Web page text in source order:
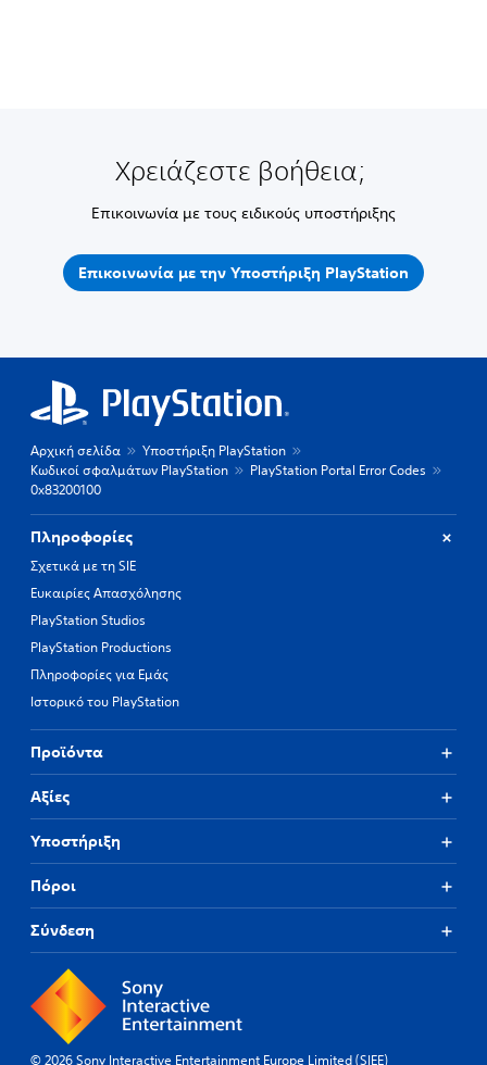
Χρειάζεστε βοήθεια;
Επικοινωνία με τους ειδικούς υποστήριξης
Επικοινωνία με την Υποστήριξη PlayStation
Αρχική σελίδα
Υποστήριξη PlayStation
Κωδικοί σφαλμάτων PlayStation
PlayStation Portal Error Codes
0x83200100
Πληροφορίες
Σχετικά με τη SIE
Ευκαιρίες Απασχόλησης
PlayStation Studios
PlayStation Productions
Πληροφορίες για Εμάς
Ιστορικό του PlayStation
Προϊόντα
Αξίες
Υποστήριξη
Πόροι
Σύνδεση
© 2026 Sony Interactive Entertainment Europe Limited (SIEE)